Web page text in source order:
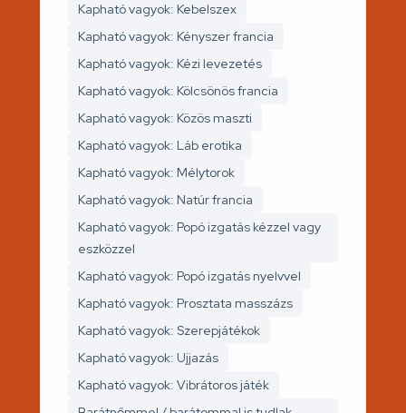
Kapható vagyok: Kebelszex
Kapható vagyok: Kényszer francia
Kapható vagyok: Kézi levezetés
Kapható vagyok: Kölcsönös francia
Kapható vagyok: Közös maszti
Kapható vagyok: Láb erotika
Kapható vagyok: Mélytorok
Kapható vagyok: Natúr francia
Kapható vagyok: Popó izgatás kézzel vagy
eszközzel
Kapható vagyok: Popó izgatás nyelvvel
Kapható vagyok: Prosztata masszázs
Kapható vagyok: Szerepjátékok
Kapható vagyok: Ujjazás
Kapható vagyok: Vibrátoros játék